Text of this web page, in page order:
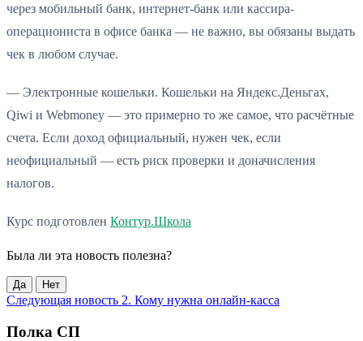
через мобильный банк, интернет-банк или кассира-
операциониста в офисе банка — не важно, вы обязаны выдать
чек в любом случае.
— Электронные кошельки. Кошельки на Яндекс.Деньгах,
Qiwi и Webmoney — это примерно то же самое, что расчётные
счета. Если доход официальный, нужен чек, если
неофициальный — есть риск проверки и доначисления
налогов.
Курс подготовлен Контур.Школа
Была ли эта новость полезна?
Да Нет
Следующая новость 2. Кому нужна онлайн-касса
Полка СП